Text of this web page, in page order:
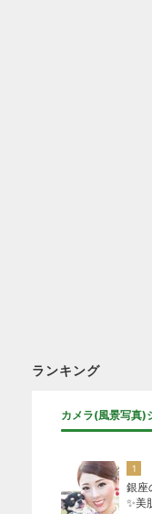
ランキング
カメラ(風景写真)
1
銀座
✨美